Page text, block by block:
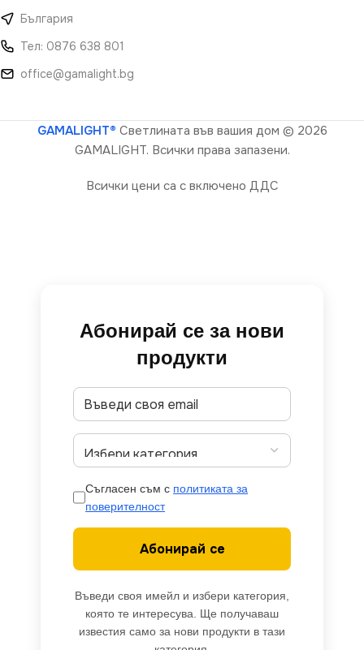
България
Тел: 0876 638 801
office@gamalight.bg
GAMALIGHT® Светлината във вашия дом © 2026
GAMALIGHT. Всички права запазени.
Всички цени са с включено ДДС
Абонирай се за нови
продукти
Съгласен съм с политиката за
поверителност
Абонирай се
Въведи своя имейл и избери категория,
която те интересува. Ще получаваш
известия само за нови продукти в тази